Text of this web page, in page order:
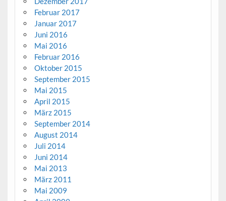
Februar 2017
Januar 2017
Juni 2016
Mai 2016
Februar 2016
Oktober 2015
September 2015
Mai 2015
April 2015
März 2015
September 2014
August 2014
Juli 2014
Juni 2014
Mai 2013
März 2011
Mai 2009